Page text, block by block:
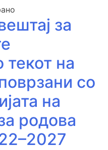
за
текот на
со
на
родова